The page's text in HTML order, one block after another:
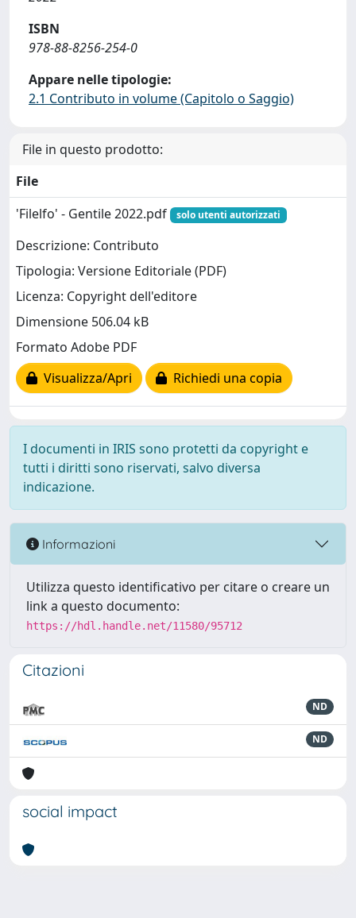
ISBN
978-88-8256-254-0
Appare nelle tipologie:
2.1 Contributo in volume (Capitolo o Saggio)
File in questo prodotto:
File
'Filelfo' - Gentile 2022.pdf
solo utenti autorizzati
Descrizione: Contributo
Tipologia: Versione Editoriale (PDF)
Licenza: Copyright dell'editore
Dimensione 506.04 kB
Formato Adobe PDF
Visualizza/Apri
Richiedi una copia
I documenti in IRIS sono protetti da copyright e
tutti i diritti sono riservati, salvo diversa
indicazione.
Informazioni
Utilizza questo identificativo per citare o creare un
link a questo documento:
https://hdl.handle.net/11580/95712
Citazioni
ND
ND
social impact